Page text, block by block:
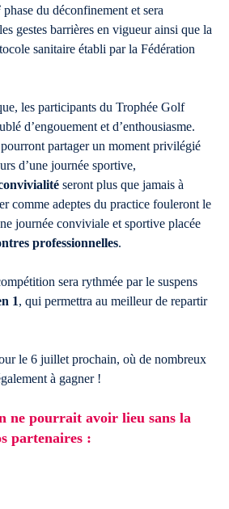
phase du déconfinement et sera
gestes barrières en vigueur ainsi que la
sanitaire établi par la Fédération
les participants du Trophée Golf
d’engouement et d’enthousiasme.
pourront partager un moment privilégié
d’une journée sportive,
seront plus que jamais à
comme adeptes du practice fouleront le
journée conviviale et sportive placée
professionnelles.
sera rythmée par le suspens
1, qui permettra au meilleur de repartir
le 6 juillet prochain, où de nombreux
à gagner !
ne pourrait avoir lieu sans la
partenaires :